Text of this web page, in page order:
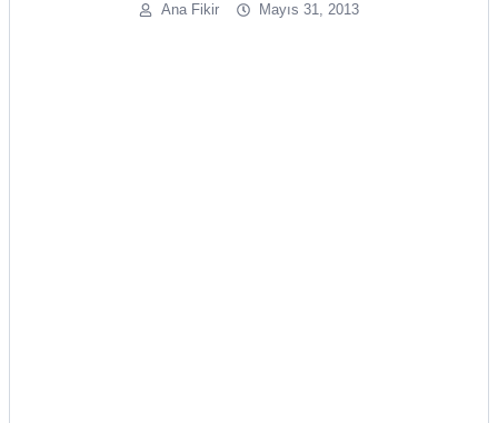
Ana Fikir Mayıs 31, 2013